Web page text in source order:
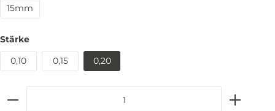
15mm
Stärke
0,10
0,15 0,20